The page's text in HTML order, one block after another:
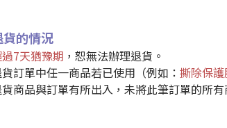
的情況
7天猶豫期 ，恕無法辦理退貨。
訂單中任一商品若已使用（例如： 撕除保
商品與訂單有所出入，未將此筆訂單的所